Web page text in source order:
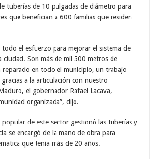
tuberías de 10 pulgadas de diámetro para
que benefician a 600 familias que residen
todo el esfuerzo para mejorar el sistema de
ciudad. Son más de mil 500 metros de
reparado en todo el municipio, un trabajo
a la articulación con nuestro
el gobernador Rafael Lacava,
organizada”, dijo.
de este sector gestionó las tuberías y
se encargó de la mano de obra para
que tenía más de 20 años.